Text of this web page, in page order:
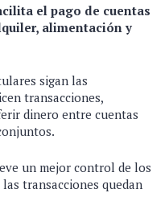
el pago de cuentas
alimentación y
sigan las
transacciones,
dinero entre cuentas
un mejor control de los
transacciones quedan